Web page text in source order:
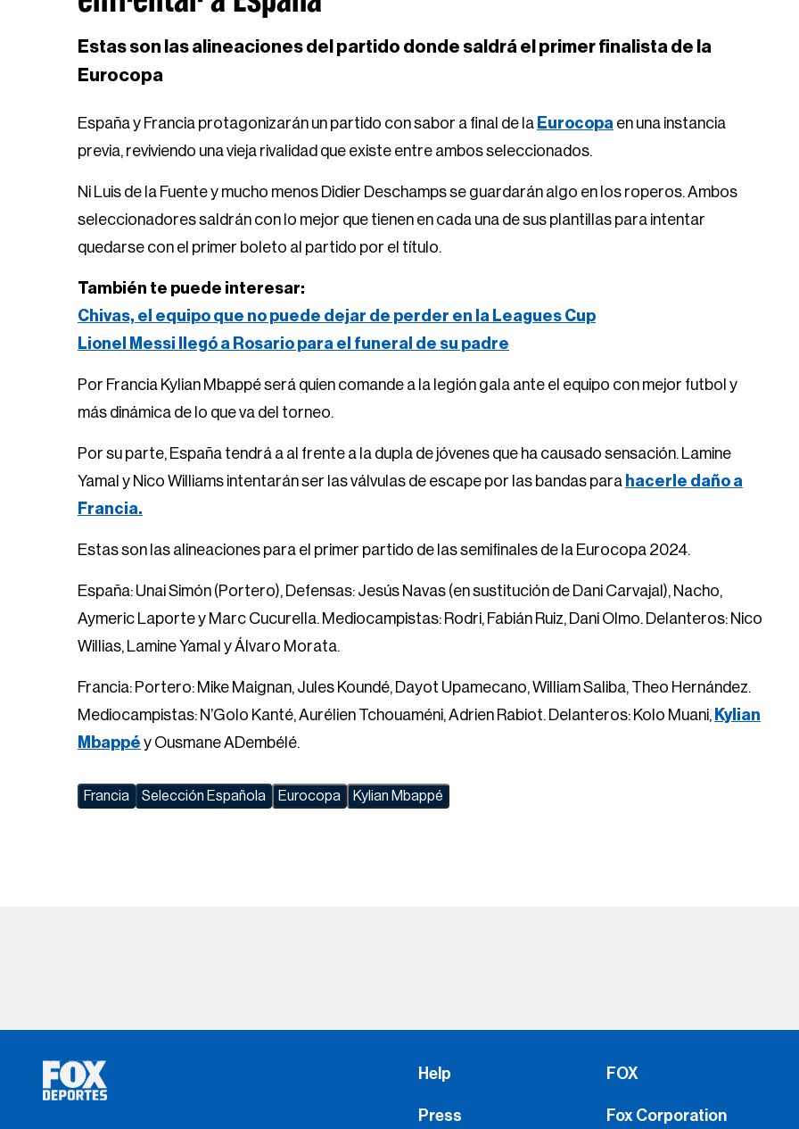
Estas son las alineaciones del partido donde saldrá el primer finalista de la
Eurocopa
España y Francia protagonizarán un partido con sabor a final de la Eurocopa en una instancia
previa, reviviendo una vieja rivalidad que existe entre ambos seleccionados.
Ni Luis de la Fuente y mucho menos Didier Deschamps se guardarán algo en los roperos. Ambos
seleccionadores saldrán con lo mejor que tienen en cada una de sus plantillas para intentar
quedarse con el primer boleto al partido por el título.
También te puede interesar:
Chivas, el equipo que no puede dejar de perder en la Leagues Cup
Lionel Messi llegó a Rosario para el funeral de su padre
Por Francia Kylian Mbappé será quien comande a la legión gala ante el equipo con mejor futbol y
más dinámica de lo que va del torneo.
Por su parte, España tendrá a al frente a la dupla de jóvenes que ha causado sensación. Lamine
Yamal y Nico Williams intentarán ser las válvulas de escape por las bandas para hacerle daño a
Francia.
Estas son las alineaciones para el primer partido de las semifinales de la Eurocopa 2024.
España: Unai Simón (Portero), Defensas: Jesús Navas (en sustitución de Dani Carvajal), Nacho,
Aymeric Laporte y Marc Cucurella. Mediocampistas: Rodri, Fabián Ruiz, Dani Olmo. Delanteros: Nico
Willias, Lamine Yamal y Álvaro Morata.
Francia: Portero: Mike Maignan, Jules Koundé, Dayot Upamecano, William Saliba, Theo Hernández.
Mediocampistas: N’Golo Kanté, Aurélien Tchouaméni, Adrien Rabiot. Delanteros: Kolo Muani, Kylian
Mbappé y Ousmane ADembélé.
Francia Selección Española Eurocopa Kylian Mbappé
Help
Press
FOX
Fox Corporation